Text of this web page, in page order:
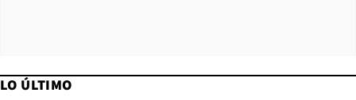
LO ÚLTIMO